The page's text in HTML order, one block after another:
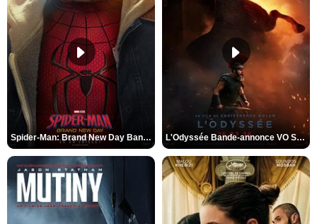
Spider-Man: Brand New Day Bande-annonce VO STFR L'Odyssée Bande-annonce VO STFR